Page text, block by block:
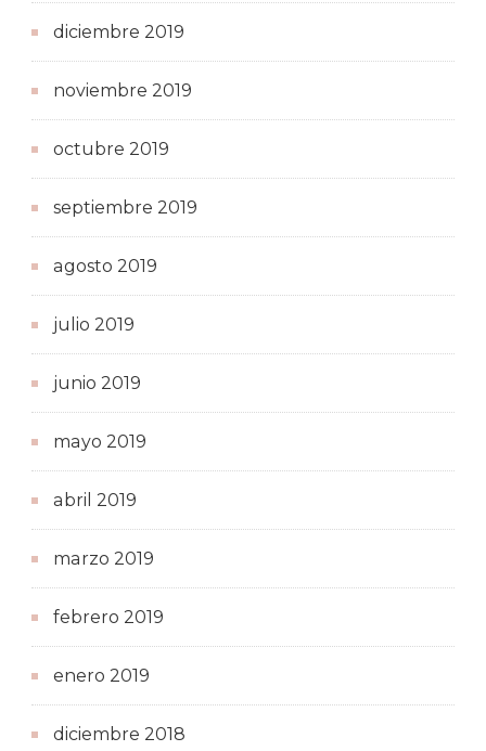
diciembre 2019
noviembre 2019
octubre 2019
septiembre 2019
agosto 2019
julio 2019
junio 2019
mayo 2019
abril 2019
marzo 2019
febrero 2019
enero 2019
diciembre 2018